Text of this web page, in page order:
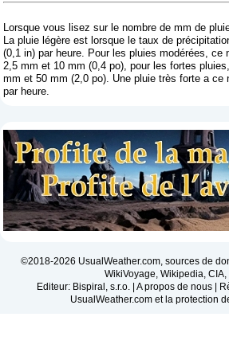
Lorsque vous lisez sur le nombre de mm de
La pluie légère est lorsque le taux de
(0,1 in) par heure. Pour les pluies modérées, ce
2,5 mm et 10 mm (0,4 po), pour les fortes
mm et 50 mm (2,0 po). Une pluie très forte a ce
par heure.
©2018-2026 UsualWeather.com, sources de
WikiVoyage, Wikipedia, CIA,
Editeur: Bispiral, s.r.o. | A propos de nous |
UsualWeather.com et la protection